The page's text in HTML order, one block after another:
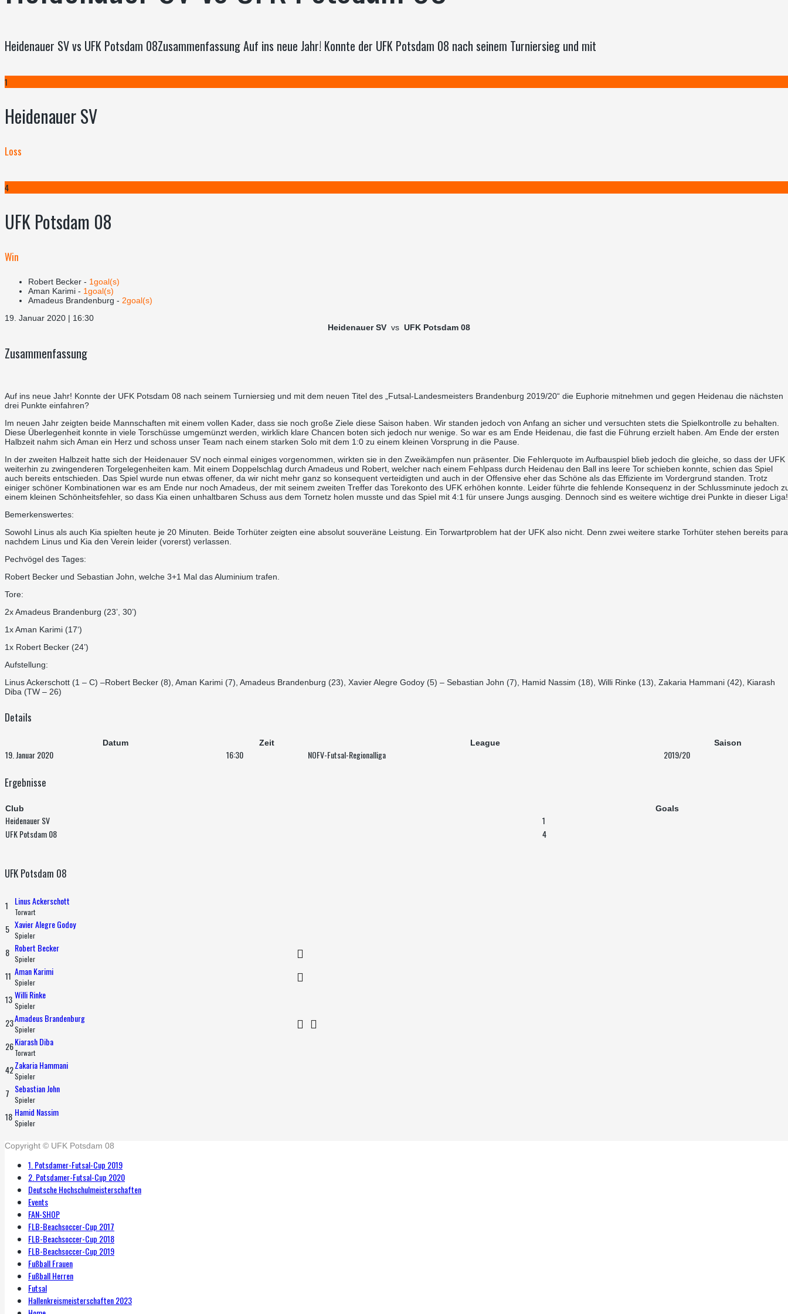
Heidenauer SV vs UFK Potsdam 08Zusammenfassung Auf ins neue Jahr! Konnte der UFK Potsdam 08 nach seinem Turniersieg und mit
1
Heidenauer SV
Loss
4
UFK Potsdam 08
Win
Robert Becker - 1goal(s)
Aman Karimi - 1goal(s)
Amadeus Brandenburg - 2goal(s)
19. Januar 2020 | 16:30
Heidenauer SV vs UFK Potsdam 08
Zusammenfassung
Auf ins neue Jahr! Konnte der UFK Potsdam 08 nach seinem Turniersieg und mit dem neuen Titel des „Futsal-Landesmeisters Brandenburg 2019/20“ die Euphorie mitnehmen und gegen Heidenau die nächsten
drei Punkte einfahren?
Im neuen Jahr zeigten beide Mannschaften mit einem vollen Kader, dass sie noch große Ziele diese Saison haben. Wir standen jedoch von Anfang an sicher und versuchten stets die Spielkontrolle zu behalten.
Diese Überlegenheit konnte in viele Torschüsse umgemünzt werden, wirklich klare Chancen boten sich jedoch nur wenige. So war es am Ende Heidenau, die fast die Führung erzielt haben. Am Ende der ersten
Halbzeit nahm sich Aman ein Herz und schoss unser Team nach einem starken Solo mit dem 1:0 zu einem kleinen Vorsprung in die Pause.
In der zweiten Halbzeit hatte sich der Heidenauer SV noch einmal einiges vorgenommen, wirkten sie in den Zweikämpfen nun präsenter. Die Fehlerquote im Aufbauspiel blieb jedoch die gleiche, so dass der UFK
weiterhin zu zwingenderen Torgelegenheiten kam. Mit einem Doppelschlag durch Amadeus und Robert, welcher nach einem Fehlpass durch Heidenau den Ball ins leere Tor schieben konnte, schien das Spiel
auch bereits entschieden. Das Spiel wurde nun etwas offener, da wir nicht mehr ganz so konsequent verteidigten und auch in der Offensive eher das Schöne als das Effiziente im Vordergrund standen. Trotz
einiger schöner Kombinationen war es am Ende nur noch Amadeus, der mit seinem zweiten Treffer das Torekonto des UFK erhöhen konnte. Leider führte die fehlende Konsequenz in der Schlussminute jedoch
einem kleinen Schönheitsfehler, so dass Kia einen unhaltbaren Schuss aus dem Tornetz holen musste und das Spiel mit 4:1 für unsere Jungs ausging. Dennoch sind es weitere wichtige drei Punkte in dieser Liga!
Bemerkenswertes:
Sowohl Linus als auch Kia spielten heute je 20 Minuten. Beide Torhüter zeigten eine absolut souveräne Leistung. Ein Torwartproblem hat der UFK also nicht. Denn zwei weitere starke Torhüter stehen bereits
nachdem Linus und Kia den Verein leider (vorerst) verlassen.
Pechvögel des Tages:
Robert Becker und Sebastian John, welche 3+1 Mal das Aluminium trafen.
Tore:
2x Amadeus Brandenburg (23’, 30’)
1x Aman Karimi (17‘)
1x Robert Becker (24’)
Aufstellung:
Linus Ackerschott (1 – C) –Robert Becker (8), Aman Karimi (7), Amadeus Brandenburg (23), Xavier Alegre Godoy (5) – Sebastian John (7), Hamid Nassim (18), Willi Rinke (13), Zakaria Hammani (42), Kiarash
Diba (TW – 26)
Details
Datum Zeit League Saison
19. Januar 2020 16:30 NOFV-Futsal-Regionalliga 2019/20
Ergebnisse
Club Goals
Heidenauer SV
1
UFK Potsdam 08
4
UFK Potsdam 08
1 Linus Ackerschott
Torwart
5 Xavier Alegre Godoy
Spieler
8 Robert Becker
Spieler
11 Aman Karimi
Spieler
13Willi Rinke
Spieler
23Amadeus Brandenburg
Spieler
26Kiarash Diba
Torwart
42Zakaria Hammani
Spieler
7 Sebastian John
Spieler
18 Hamid Nassim
Spieler
Copyright © UFK Potsdam 08
1. Potsdamer-Futsal-Cup 2019
2. Potsdamer-Futsal-Cup 2020
Deutsche Hochschulmeisterschaften
Events
FAN-SHOP
FLB-Beachsoccer-Cup 2017
FLB-Beachsoccer-Cup 2018
FLB-Beachsoccer-Cup 2019
Fußball Frauen
Fußball Herren
Futsal
Hallenkreismeisterschaften 2023